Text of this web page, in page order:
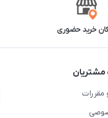
خرید حضوری
مقررات